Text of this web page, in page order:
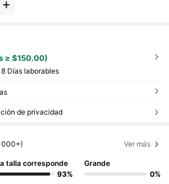
≥ $150.00)
Días laborables
de privacidad
Ver más
talla corresponde
93%
Grande
0%